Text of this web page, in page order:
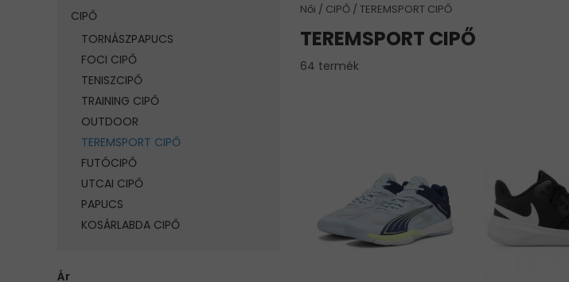
CIPŐ
TORNÁSZPAPUCS
FOCI CIPŐ
TENISZCIPŐ
TRAINING CIPŐ
OUTDOOR
TEREMSPORT CIPŐ
FUTÓCIPŐ
UTCAI CIPŐ
PAPUCS
KOSÁRLABDA CIPŐ
Ár
Női CIPŐ TEREMSPORT CIPŐ
TEREMSPORT CIPŐ
64 termék